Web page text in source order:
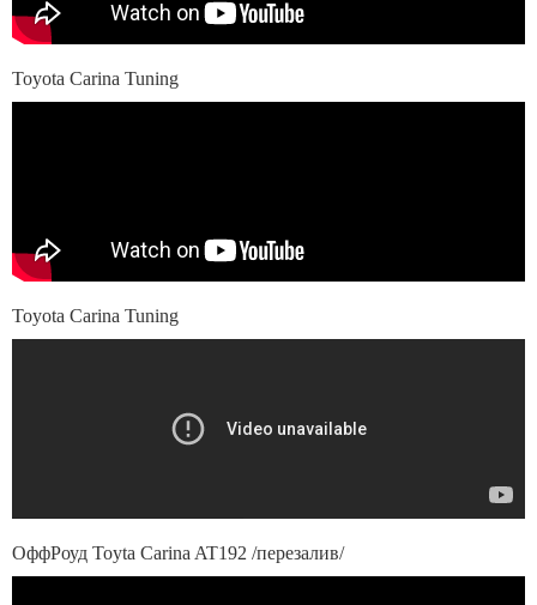
Toyota Carina Tuning
Toyota Carina Tuning
ОффРоуд Toyta Carina AT192 /перезалив/